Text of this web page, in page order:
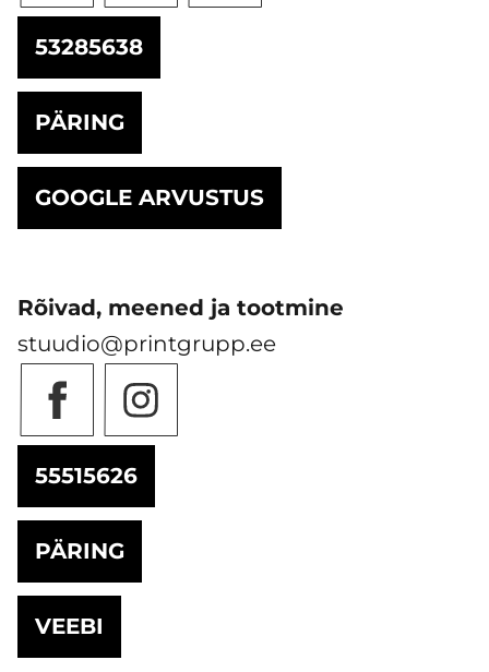
53285638
PÄRING
GOOGLE ARVUSTUS
Rõivad, meened ja tootmine
stuudio@printgrupp.ee
55515626
PÄRING
VEEBI